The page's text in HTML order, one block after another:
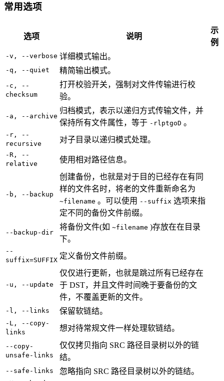
常用选项
选项 说明
示
例
-v, --verbose 详细模式输出。
-q, --quiet 精简输出模式。
-c, --
checksum
打开校验开关，强制对文件传输进行校
验。
-a, --archive
归档模式，表示以递归方式传输文件，并
保持所有文件属性，等于 -rlptgoD 。
-r, --
recursive
对子目录以递归模式处理。
-R, --
relative
使用相对路径信息。
-b, --backup
创建备份，也就是对于目的已经存在有同
样的文件名时，将老的文件重新命名为
~filename 。可以使用 --suffix 选项来指
定不同的备份文件前缀。
--backup-dir
将备份文件(如 ~filename )存放在在目录
下。
--
suffix=SUFFIX 定义备份文件前缀。
-u, --update
仅仅进行更新，也就是跳过所有已经存在
于 DST，并且文件时间晚于要备份的文
件，不覆盖更新的文件。
-l, --links 保留软链结。
-L, --copy-
links
想对待常规文件一样处理软链结。
--copy-
unsafe-links
仅仅拷贝指向 SRC 路径目录树以外的链
结。
--safe-links 忽略指向 SRC 路径目录树以外的链结。